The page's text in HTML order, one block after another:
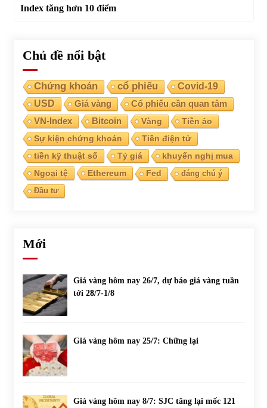
Index tăng hơn 10 điểm
Chủ đề nổi bật
Chứng khoán cổ phiếu
Covid-19
USD
Giá vàng Cổ phiếu cần quan tâm
VN-Index Bitcoin Vàng
Tiền ảo
Sự kiện chứng khoán
Tiền điện tử
tiền kỹ thuật số
Tỷ giá
khuyến nghị mua
Ngoại tệ
Ethereum Fed
đáng chú ý
Đầu tư
Mới
Giá vàng hôm nay 26/7, dự báo giá vàng tuần
tới 28/7-1/8
Giá vàng hôm nay 25/7: Chững lại
Giá vàng hôm nay 8/7: SJC tăng lại mốc 121